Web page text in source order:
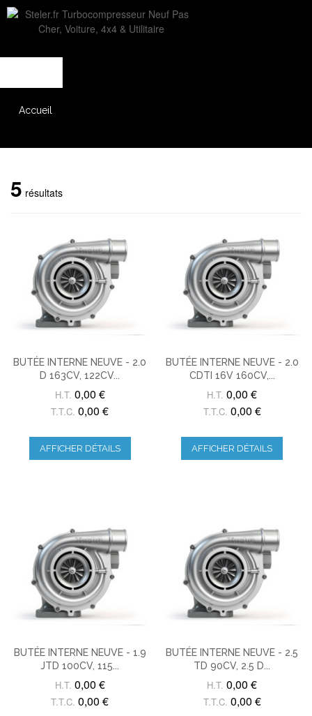
Accueil
5 résultats
BUTÉE INTERNE NEUVE - 2.0
D 163CV, 122CV...
H.T. 0,00 €
T.T.C. 0,00 €
AFFICHER DÉTAILS
BUTÉE INTERNE NEUVE - 2.0
CDTI 16V 160CV,...
H.T. 0,00 €
T.T.C. 0,00 €
AFFICHER DÉTAILS
BUTÉE INTERNE NEUVE - 1.9
JTD 100CV, 115...
H.T. 0,00 €
T.T.C. 0,00 €
BUTÉE INTERNE NEUVE - 2.5
TD 90CV, 2.5 D...
H.T. 0,00 €
T.T.C. 0,00 €